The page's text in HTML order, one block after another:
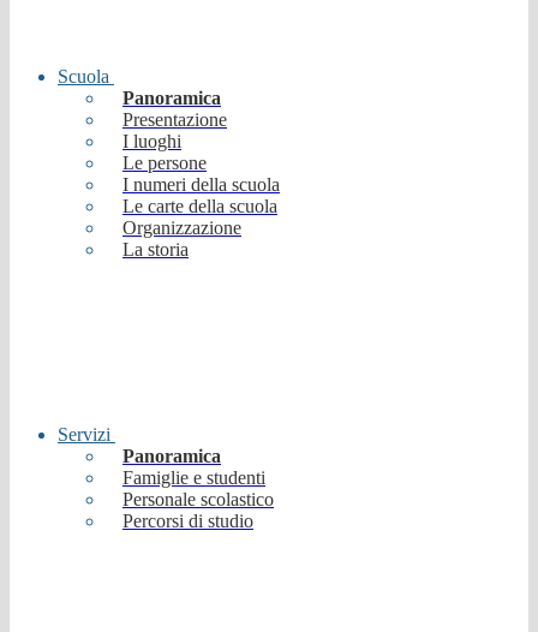
Scuola
Panoramica
Presentazione
I luoghi
Le persone
I numeri della scuola
Le carte della scuola
Organizzazione
La storia
Servizi
Panoramica
Famiglie e studenti
Personale scolastico
Percorsi di studio